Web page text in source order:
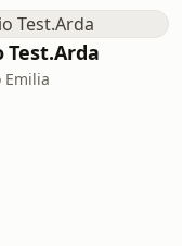
Test.Arda
Emilia